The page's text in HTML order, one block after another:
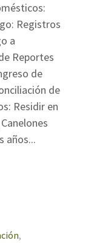
Registros
a
Reportes
de
de
Residir en
años...
,